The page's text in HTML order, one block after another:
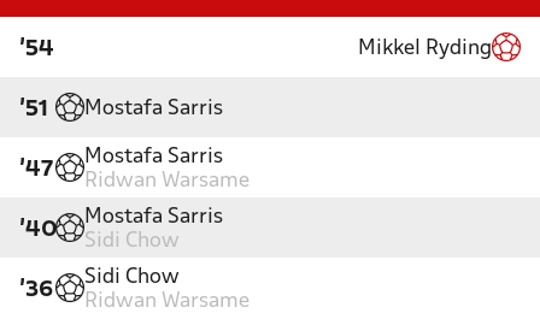
'54 Mikkel Ryding
'51 Mostafa Sarris
'47
Mostafa Sarris
Ridwan Warsame
'40
Mostafa Sarris
Sidi Chow
'36
Sidi Chow
Ridwan Warsame